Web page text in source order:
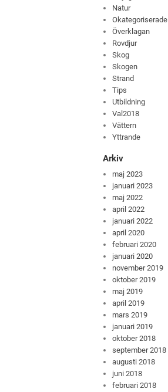
Natur
Okategoriserade
Överklagan
Rovdjur
Skog
Skogen
Strand
Tips
Utbildning
Val2018
Vättern
Yttrande
Arkiv
maj 2023
januari 2023
maj 2022
april 2022
januari 2022
april 2020
februari 2020
januari 2020
november 2019
oktober 2019
maj 2019
april 2019
mars 2019
januari 2019
oktober 2018
september 2018
augusti 2018
juni 2018
februari 2018